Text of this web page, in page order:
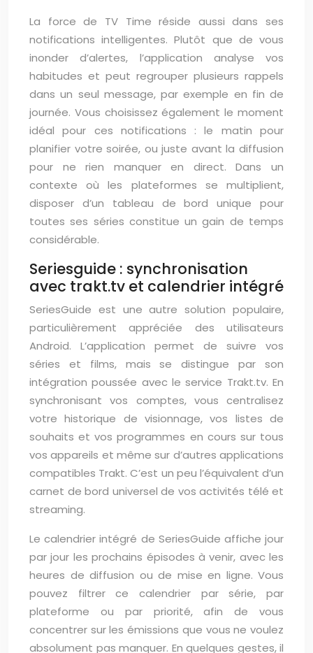
La force de TV Time réside aussi dans ses
notifications intelligentes. Plutôt que de vous
inonder d’alertes, l’application analyse vos
habitudes et peut regrouper plusieurs rappels
dans un seul message, par exemple en fin de
journée. Vous choisissez également le moment
idéal pour ces notifications : le matin pour
planifier votre soirée, ou juste avant la diffusion
pour ne rien manquer en direct. Dans un
contexte où les plateformes se multiplient,
disposer d’un tableau de bord unique pour
toutes ses séries constitue un gain de temps
considérable.
Seriesguide : synchronisation
avec trakt.tv et calendrier intégré
SeriesGuide est une autre solution populaire,
particulièrement appréciée des utilisateurs
Android. L’application permet de suivre vos
séries et films, mais se distingue par son
intégration poussée avec le service Trakt.tv. En
synchronisant vos comptes, vous centralisez
votre historique de visionnage, vos listes de
souhaits et vos programmes en cours sur tous
vos appareils et même sur d’autres applications
compatibles Trakt. C’est un peu l’équivalent d’un
carnet de bord universel de vos activités télé et
streaming.
Le calendrier intégré de SeriesGuide affiche jour
par jour les prochains épisodes à venir, avec les
heures de diffusion ou de mise en ligne. Vous
pouvez filtrer ce calendrier par série, par
plateforme ou par priorité, afin de vous
concentrer sur les émissions que vous ne voulez
absolument pas manquer. En quelques gestes, il